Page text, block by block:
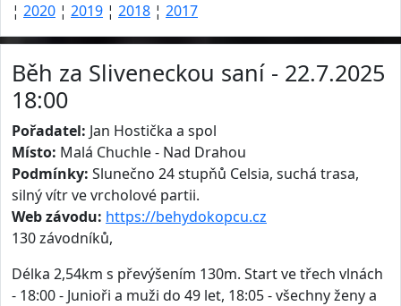
¦ 2020 ¦ 2019 ¦ 2018 ¦ 2017
Běh za Sliveneckou saní - 22.7.2025
18:00
Pořadatel: Jan Hostička a spol
Místo: Malá Chuchle - Nad Drahou
Podmínky: Slunečno 24 stupňů Celsia, suchá trasa,
silný vítr ve vrcholové partii.
Web závodu: https://behydokopcu.cz
130 závodníků,
Délka 2,54km s převýšením 130m. Start ve třech vlnách
- 18:00 - Junioři a muži do 49 let, 18:05 - všechny ženy a